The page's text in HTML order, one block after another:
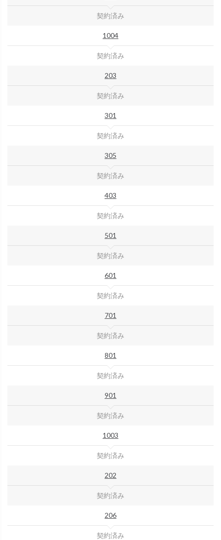
契約済み
1004
契約済み
203
契約済み
301
契約済み
305
契約済み
403
契約済み
501
契約済み
601
契約済み
701
契約済み
801
契約済み
901
契約済み
1003
契約済み
202
契約済み
206
契約済み